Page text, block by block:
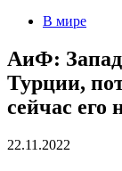
В мире
АиФ: Запад
Турции,
сейчас его
22.11.2022